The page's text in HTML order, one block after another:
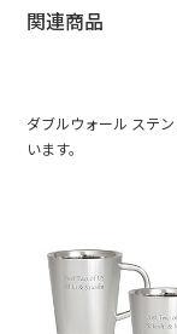
関連商品
ダブルウォール ステ
います。